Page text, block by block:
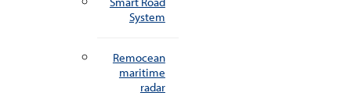
System
Remocean
maritime
radar